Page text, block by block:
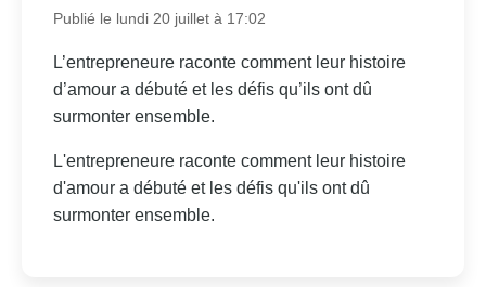
Publié le lundi 20 juillet à 17:02
L’entrepreneure raconte comment leur histoire
d’amour a débuté et les défis qu’ils ont dû
surmonter ensemble.
L'entrepreneure raconte comment leur histoire
d'amour a débuté et les défis qu'ils ont dû
surmonter ensemble.